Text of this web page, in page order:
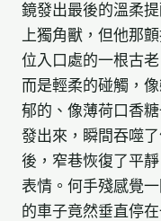
鏡發出最後的溫柔
上獨角獸，但他那
位入口處的一根古
而是輕柔的碰觸，
郁的、像薄荷口香
發出來，瞬間吞噬
後，窄巷恢復了平
表情。何手殘感覺
的車子竟然垂直停